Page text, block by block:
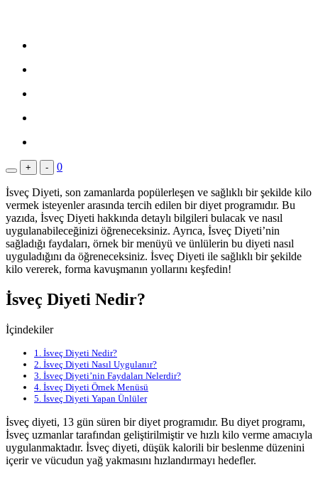
+ - 0
İsveç Diyeti, son zamanlarda popülerleşen ve sağlıklı bir şekilde kilo
vermek isteyenler arasında tercih edilen bir diyet programıdır. Bu
yazıda, İsveç Diyeti hakkında detaylı bilgileri bulacak ve nasıl
uygulanabileceğinizi öğreneceksiniz. Ayrıca, İsveç Diyeti’nin
sağladığı faydaları, örnek bir menüyü ve ünlülerin bu diyeti nasıl
uyguladığını da öğreneceksiniz. İsveç Diyeti ile sağlıklı bir şekilde
kilo vererek, forma kavuşmanın yollarını keşfedin!
İsveç Diyeti Nedir?
İçindekiler
1. İsveç Diyeti Nedir?
2. İsveç Diyeti Nasıl Uygulanır?
3. İsveç Diyeti’nin Faydaları Nelerdir?
4. İsveç Diyeti Örnek Menüsü
5. İsveç Diyeti Yapan Ünlüler
İsveç diyeti, 13 gün süren bir diyet programıdır. Bu diyet programı,
İsveç uzmanlar tarafından geliştirilmiştir ve hızlı kilo verme amacıyla
uygulanmaktadır. İsveç diyeti, düşük kalorili bir beslenme düzenini
içerir ve vücudun yağ yakmasını hızlandırmayı hedefler.